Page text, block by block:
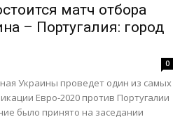
матч отбора
– Португалия: город
0
Украины проведет один из самых
Евро-2020 против Португалии
было принято на заседании